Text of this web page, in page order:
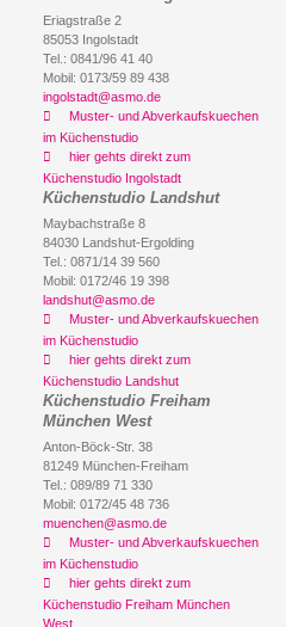
Eriagstraße 2
85053 Ingolstadt
Tel.: 0841/96 41 40
Mobil: 0173/59 89 438
ingolstadt@asmo.de
Muster- und Abverkaufskuechen
im Küchenstudio
hier gehts direkt zum
Küchenstudio Ingolstadt
Küchenstudio Landshut
Maybachstraße 8
84030 Landshut-Ergolding
Tel.: 0871/14 39 560
Mobil: 0172/46 19 398
landshut@asmo.de
Muster- und Abverkaufskuechen
im Küchenstudio
hier gehts direkt zum
Küchenstudio Landshut
Küchenstudio Freiham
München West
Anton-Böck-Str. 38
81249 München-Freiham
Tel.: 089/89 71 330
Mobil: 0172/45 48 736
muenchen@asmo.de
Muster- und Abverkaufskuechen
im Küchenstudio
hier gehts direkt zum
Küchenstudio Freiham München
West